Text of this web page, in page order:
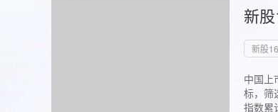
新
新股
中国上
标，筛
指数累